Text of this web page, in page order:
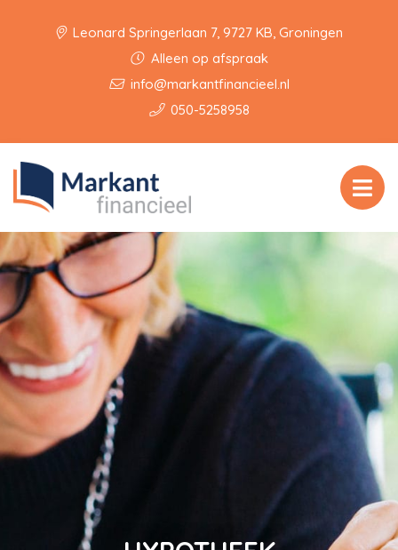
Leonard Springerlaan 7, 9727 KB, Groningen
Alleen op afspraak
info@markantfinancieel.nl
050-5258958